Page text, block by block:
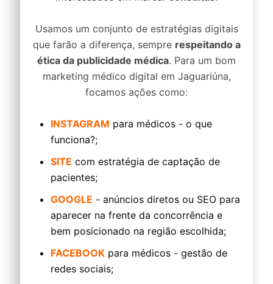
Usamos um conjunto de estratégias digitais
que farão a diferença, sempre respeitando a
ética da publicidade médica. Para um bom
marketing médico digital em Jaguariúna,
focamos ações como:
INSTAGRAM para médicos - o que
funciona?;
SITE com estratégia de captação de
pacientes;
GOOGLE - anúncios diretos ou SEO para
aparecer na frente da concorrência e
bem posicionado na região escolhida;
FACEBOOK para médicos - gestão de
redes sociais;